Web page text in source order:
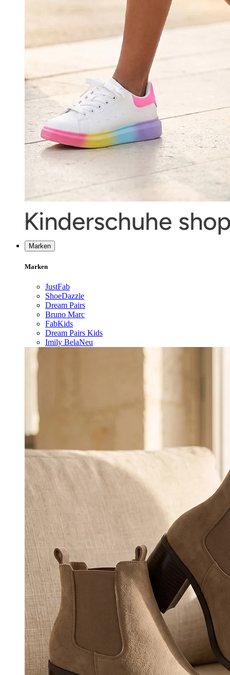
Marken
Marken
JustFab
ShoeDazzle
Dream Pairs
Bruno Marc
FabKids
Dream Pairs Kids
Imily BelaNeu